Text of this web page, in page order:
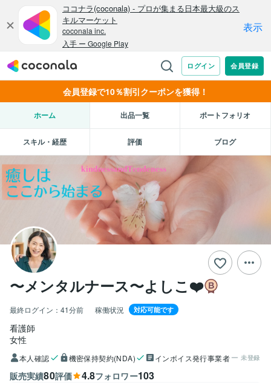
会員登録で10％割引クーポンを獲得！
ホーム 出品一覧 ポートフォリオ
スキル・経歴 評価 ブログ
〜メンタルナース〜よしこ❤️
最終ログイン： 41分前 稼働状況 対応可能です
看護師
女性
本人確認 機密保持契約(NDA) インボイス発行事業者 未登録
販売実績80評価 4.8フォロワー103